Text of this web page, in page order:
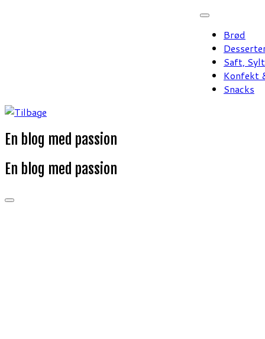
Brød
Saft,
Konfekt
Snacks
En blog med passion
En blog med passion